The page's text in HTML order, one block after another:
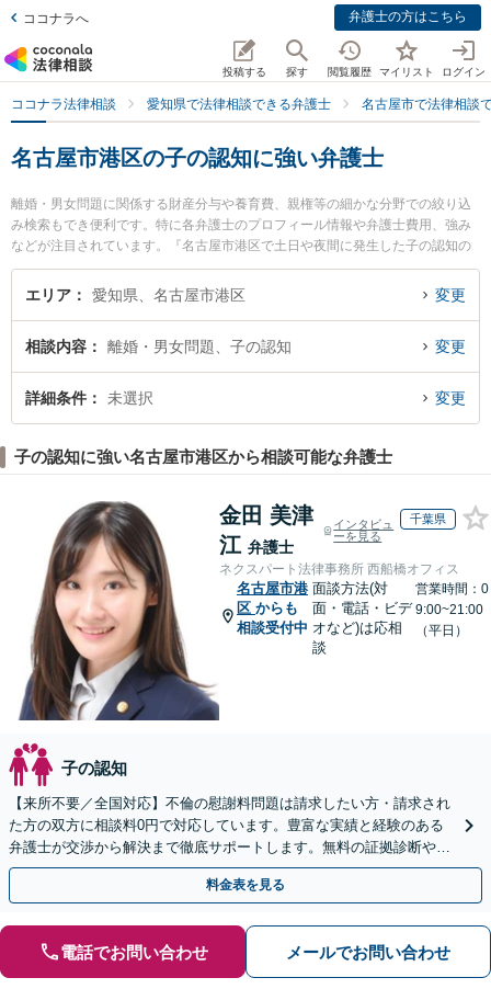
ココナラへ 弁護士の方はこちら
投稿する 探す 閲覧履歴 マイリスト ログイン
ココナラ法律相談 愛知県で法律相談できる弁護士 名古屋市で法律相談
名古屋市港区の子の認知に強い弁護士
離婚・男女問題に関係する財産分与や養育費、親権等の細かな分野での絞り込
み検索もでき便利です。特に各弁護士のプロフィール情報や弁護士費用、強み
などが注目されています。『名古屋市港区で土日や夜間に発生した子の認知の
トラブルを今すぐに弁護士に相談したい』『子の認知のトラブル解決の実績豊
富な近くの弁護士を検索したい』『初回相談無料で子の認知を法律相談できる
エリア 愛知県、名古屋市港区 変更
相談内容 離婚・男女問題、子の認知 変更
詳細条件 未選択 変更
子の認知に強い名古屋市港区から相談可能な弁護士
金田 美津
江 弁護士
インタビュ
ーを見る
千葉県
ネクスパート法律事務所 西船橋オフィス
名古屋市港
区 からも
相談受付中
面談方法(対
面・電話・ビデ
オなど)は応相
談
営業時間：0
9:00~21:00
（平日）
子の認知
【来所不要／全国対応】不倫の慰謝料問題は請求したい方・請求され
た方の双方に相談料0円で対応しています。豊富な実績と経験のある
弁護士が交渉から解決まで徹底サポートします。無料の証拠診断や着
手金の返還保証もありますので安心してご相談ください。
料金表を見る
電話でお問い合わせ メールでお問い合わせ